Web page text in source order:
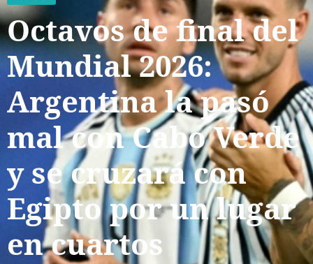
Octavos de final del
Mundial 2026:
Argentina la pasó
mal con Cabo Verde
y se cruzará con
Egipto por un lugar
en cuartos